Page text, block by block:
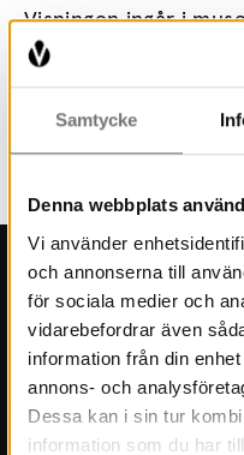
Samtycke
Denna webbplats
Vi använder
och annonserna till
för sociala medier och
vidarebefordrar även
information från din
annons- och
Dessa kan i sin tur
information som du har
Visningen ingår i
och unga upp till 20
gäller.
Kontakt
Press
Kontakt
Kulturmiljö